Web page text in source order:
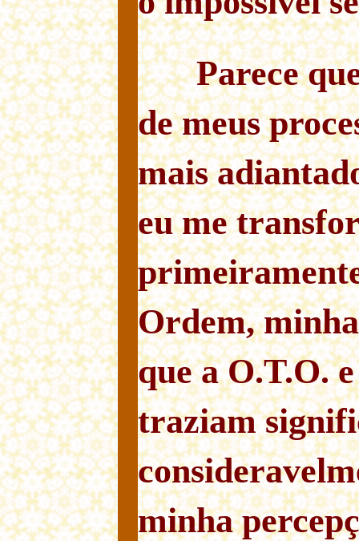
Parece
de meus
mais
eu me
Ordem,
que a O.T.O.
traziam
minha